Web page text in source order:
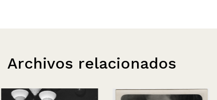
Archivos relacionados